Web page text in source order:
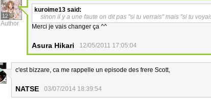
12
Author
kuroime13 said:
sinon il y a une faute on dit pas "si tu verrais" mais "si tu
Merci je vais changer ça ^^
Asura Hikari 12/05/2011 17:05:04
c'est bizzare, ca me rappelle un episode des frere Scott,
NATSE 03/07/2014 18:39:54